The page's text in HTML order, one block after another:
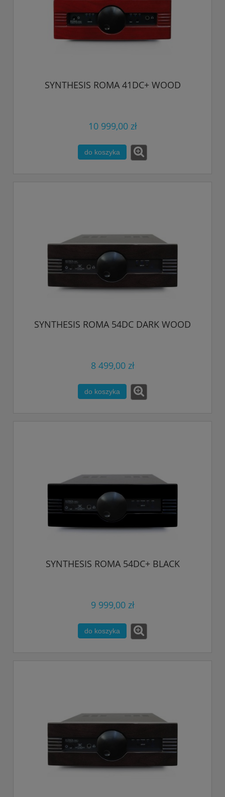
SYNTHESIS ROMA 41DC+ WOOD
10 999,00 zł
do koszyka
SYNTHESIS ROMA 54DC DARK WOOD
8 499,00 zł
do koszyka
SYNTHESIS ROMA 54DC+ BLACK
9 999,00 zł
do koszyka